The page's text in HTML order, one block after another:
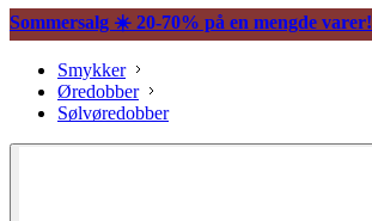
Sommersalg ☀️ 20-70% på en mengde varer!
Smykker
Øredobber
Sølvøredobber